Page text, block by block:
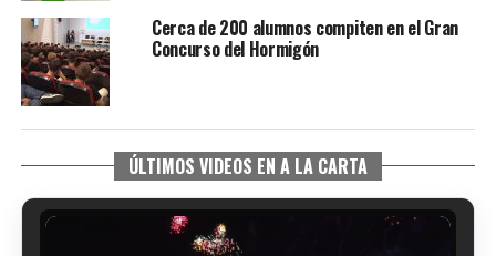
Cerca de 200 alumnos compiten en el Gran
Concurso del Hormigón
ÚLTIMOS VIDEOS EN A LA CARTA